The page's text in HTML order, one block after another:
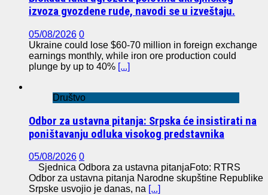
izvoza gvozdene rude, navodi se u izveštaju.
05/08/2026 0
Ukraine could lose $60-70 million in foreign exchange
earnings monthly, while iron ore production could
plunge by up to 40% [...]
Društvo
Odbor za ustavna pitanja: Srpska će insistirati na
poništavanju odluka visokog predstavnika
05/08/2026 0
Sjednica Odbora za ustavna pitanjaFoto: RTRS
Odbor za ustavna pitanja Narodne skupštine Republike
Srpske usvojio je danas, na [...]